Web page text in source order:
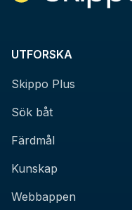
UTFORSKA
Skippo Plus
Sök båt
Färdmål
Kunskap
Webbappen